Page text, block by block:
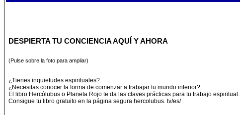
DESPIERTA TU CONCIENCIA AQUÍ Y AHORA
(Pulse sobre la foto para ampliar)
¿Tienes inquietudes espirituales?.
¿Necesitas conocer la forma de comenzar a trabajar tu mundo interior?.
El libro Hercólubus o Planeta Rojo te da las claves prácticas para tu trabajo espiritual.
Consigue tu libro gratuito en la página segura hercolubus. tv/es/